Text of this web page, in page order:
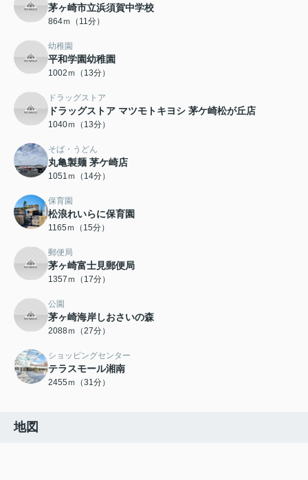
茅ヶ崎市立浜須賀中学校
864ｍ（11分）
幼稚園
平和学園幼稚園
1002ｍ（13分）
ドラッグストア
ドラッグストア マツモトキヨシ 茅ケ崎松が丘店
1040ｍ（13分）
そば・うどん
丸亀製麺 茅ケ崎店
1051ｍ（14分）
保育園
松浪れいらに保育園
1165ｍ（15分）
郵便局
茅ヶ崎富士見郵便局
1357ｍ（17分）
公園
茅ヶ崎海岸しおさいの森
2088ｍ（27分）
ショッピングセンター
テラスモール湘南
2455ｍ（31分）
地図